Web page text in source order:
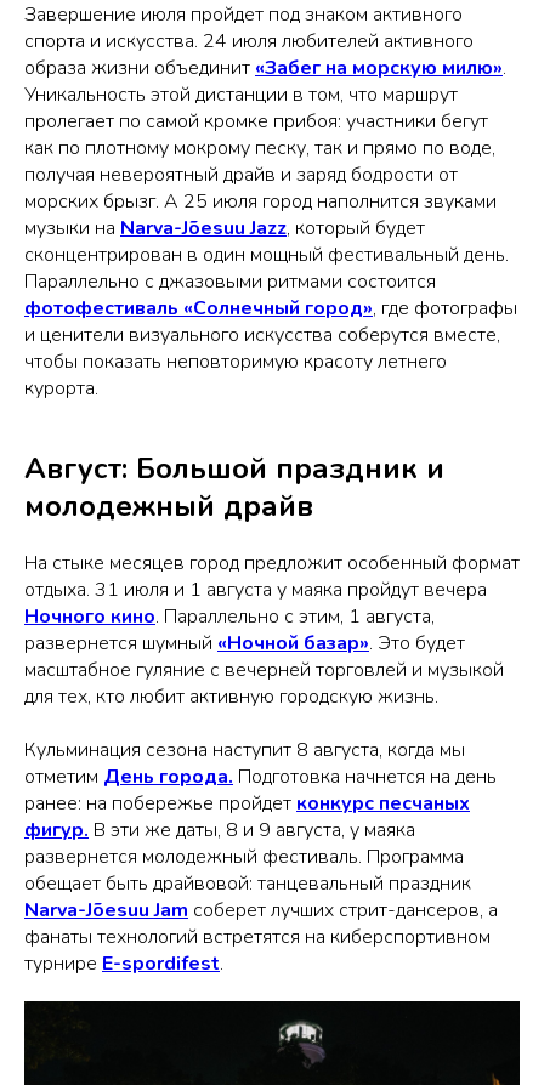
Завершение июля пройдет под знаком активного
спорта и искусства. 24 июля любителей активного
образа жизни объединит «Забег на морскую милю».
Уникальность этой дистанции в том, что маршрут
пролегает по самой кромке прибоя: участники бегут
как по плотному мокрому песку, так и прямо по воде,
получая невероятный драйв и заряд бодрости от
морских брызг. А 25 июля город наполнится звуками
музыки на Narva-Jõesuu Jazz, который будет
сконцентрирован в один мощный фестивальный день.
Параллельно с джазовыми ритмами состоится
фотофестиваль «Солнечный город», где фотографы
и ценители визуального искусства соберутся вместе,
чтобы показать неповторимую красоту летнего
курорта.
Август: Большой праздник и
молодежный драйв
На стыке месяцев город предложит особенный формат
отдыха. 31 июля и 1 августа у маяка пройдут вечера
Ночного кино. Параллельно с этим, 1 августа,
развернется шумный «Ночной базар». Это будет
масштабное гуляние с вечерней торговлей и музыкой
для тех, кто любит активную городскую жизнь.
Кульминация сезона наступит 8 августа, когда мы
отметим День города. Подготовка начнется на день
ранее: на побережье пройдет конкурс песчаных
фигур. В эти же даты, 8 и 9 августа, у маяка
развернется молодежный фестиваль. Программа
обещает быть драйвовой: танцевальный праздник
Narva-Jõesuu Jam соберет лучших стрит-дансеров, а
фанаты технологий встретятся на киберспортивном
турнире E-spordifest.